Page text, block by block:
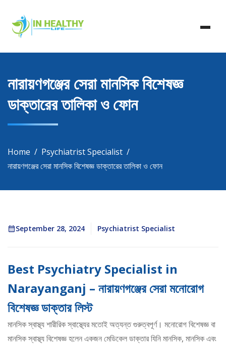
content
In Healthy Life
In Healthy Life, Healthy Life, Health Life, Doctor List,
Doctor Listing
নারায়ণগঞ্জের সেরা মানসিক বিশেষজ্ঞ
ডাক্তারের তালিকা ও ফোন
Home
Psychiatrist Specialist
নারায়ণগঞ্জের সেরা মানসিক বিশেষজ্ঞ ডাক্তারের তালিকা ও ফোন
September 28, 2024 Psychiatrist Specialist
Best Psychiatry Specialist in
Narayanganj – নারায়ণগঞ্জের সেরা মনোরোগ
বিশেষজ্ঞ ডাক্তার লিস্ট
মানসিক স্বাস্থ্য শারীরিক স্বাস্থ্যের মতোই অত্যন্ত গুরুত্বপূর্ণ। মনোরোগ বিশেষজ্ঞ বা
মানসিক স্বাস্থ্য বিশেষজ্ঞ হলেন একজন মেডিকেল ডাক্তার যিনি মানসিক, মানসিক এবং